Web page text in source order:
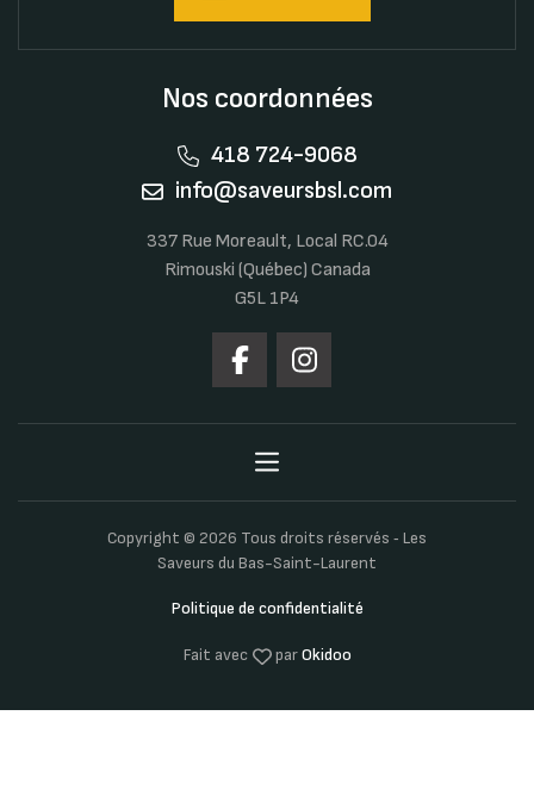
Nos coordonnées
418 724-9068
info@saveursbsl.com
337 Rue Moreault, Local RC.04
Rimouski (Québec) Canada
G5L 1P4
Copyright © 2026 Tous droits réservés ‐ Les
Saveurs du Bas-Saint-Laurent
Politique de confidentialité
Fait avec parOkidoo